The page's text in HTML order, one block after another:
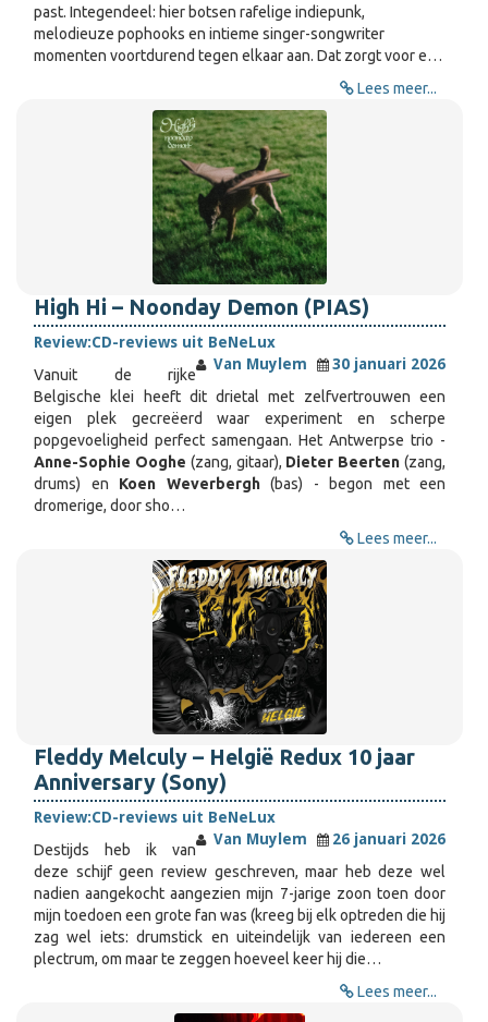
past. Integendeel: hier botsen rafelige indiepunk,
melodieuze pophooks en intieme singer-songwriter
momenten voortdurend tegen elkaar aan. Dat zorgt voor e…
Lees meer...
High Hi – Noonday Demon (PIAS)
Review:CD-reviews uit BeNeLux
Van Muylem
30 januari 2026
Vanuit de rijke
Belgische klei heeft dit drietal met zelfvertrouwen een
eigen plek gecreëerd waar experiment en scherpe
popgevoeligheid perfect samengaan. Het Antwerpse trio -
Anne-Sophie Ooghe (zang, gitaar), Dieter Beerten (zang,
drums) en Koen Weverbergh(bas) - begon met een
dromerige, door sho…
Lees meer...
Fleddy Melculy – Helgië Redux 10 jaar
Anniversary (Sony)
Review:CD-reviews uit BeNeLux
Van Muylem
26 januari 2026
Destijds heb ik van
deze schijf geen review geschreven, maar heb deze wel
nadien aangekocht aangezien mijn 7-jarige zoon toen door
mijn toedoen een grote fan was (kreeg bij elk optreden die hij
zag wel iets: drumstick en uiteindelijk van iedereen een
plectrum, om maar te zeggen hoeveel keer hij die…
Lees meer...